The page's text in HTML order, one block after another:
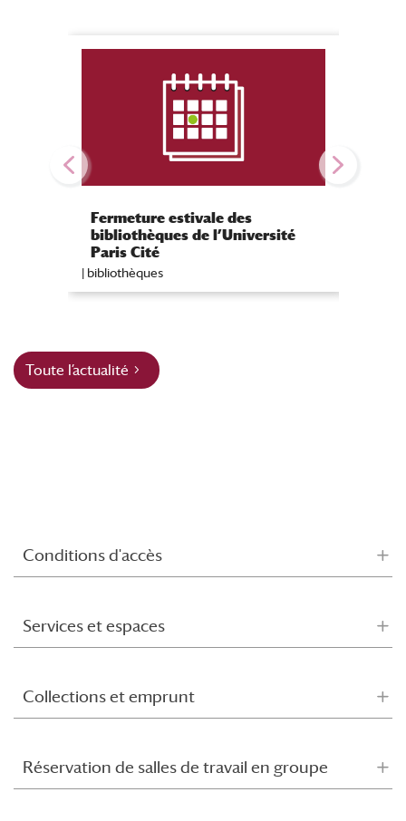
Fermeture estivale des
bibliothèques de l’Université
Paris Cité
| bibliothèques
Toute l’actualité
Conditions d'accès
Services et espaces
Collections et emprunt
Réservation de salles de travail en groupe